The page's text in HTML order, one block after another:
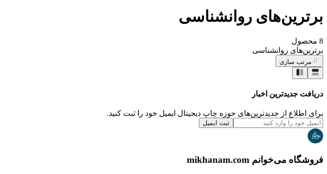
برترین‌های روانشناسی
8 محصول
برترین‌های روانشناسی
مرتب سازی
دریافت جدیدترین‌ اخبار
برای اطلاع از جدیدترین‌های حوزه چاپ دیجیتال ایمیل خود را ثبت کنید.
ثبت ایمیل
فروشگاه می‌خوانم mikhanam.com